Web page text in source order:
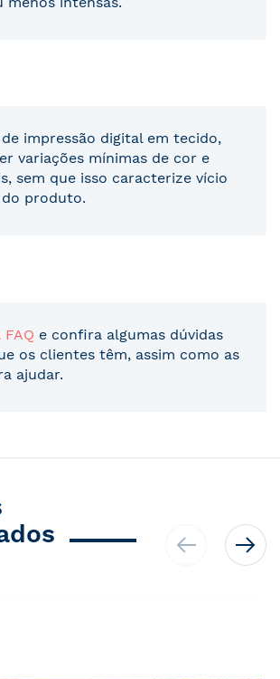
impressão digital em tecido,
variações mínimas de cor e
sem que isso caracterize vício
produto.
e confira algumas dúvidas
os clientes têm, assim como as
ajudar.